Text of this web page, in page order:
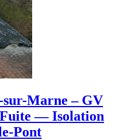
Marne – GV
— Isolation
Pont